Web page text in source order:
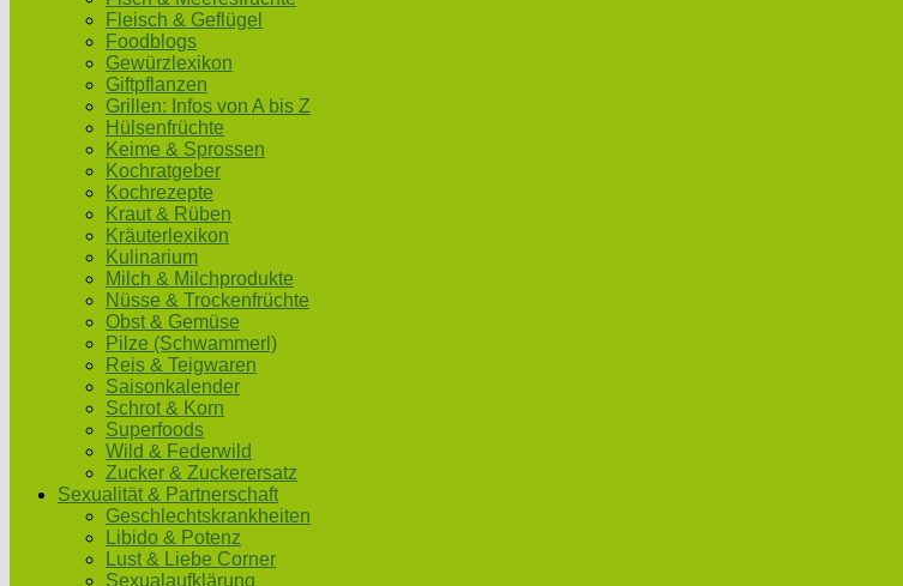
Fleisch & Geflügel
Foodblogs
Gewürzlexikon
Giftpflanzen
Grillen: Infos von A bis Z
Hülsenfrüchte
Keime & Sprossen
Kochratgeber
Kochrezepte
Kraut & Rüben
Kräuterlexikon
Kulinarium
Milch & Milchprodukte
Nüsse & Trockenfrüchte
Obst & Gemüse
Pilze (Schwammerl)
Reis & Teigwaren
Saisonkalender
Schrot & Korn
Superfoods
Wild & Federwild
Zucker & Zuckerersatz
Sexualität & Partnerschaft
Geschlechtskrankheiten
Libido & Potenz
Lust & Liebe Corner
Sexualaufklärung